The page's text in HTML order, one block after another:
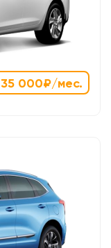
35 000₽/мес.